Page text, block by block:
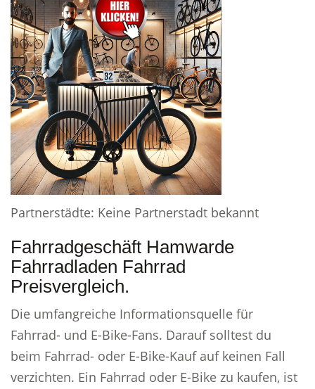
Partnerstädte: Keine Partnerstadt bekannt
Fahrradgeschäft Hamwarde
Fahrradladen Fahrrad
Preisvergleich.
Die umfangreiche Informationsquelle für
Fahrrad- und E-Bike-Fans. Darauf solltest du
beim Fahrrad- oder E-Bike-Kauf auf keinen Fall
verzichten. Ein Fahrrad oder E-Bike zu kaufen, ist